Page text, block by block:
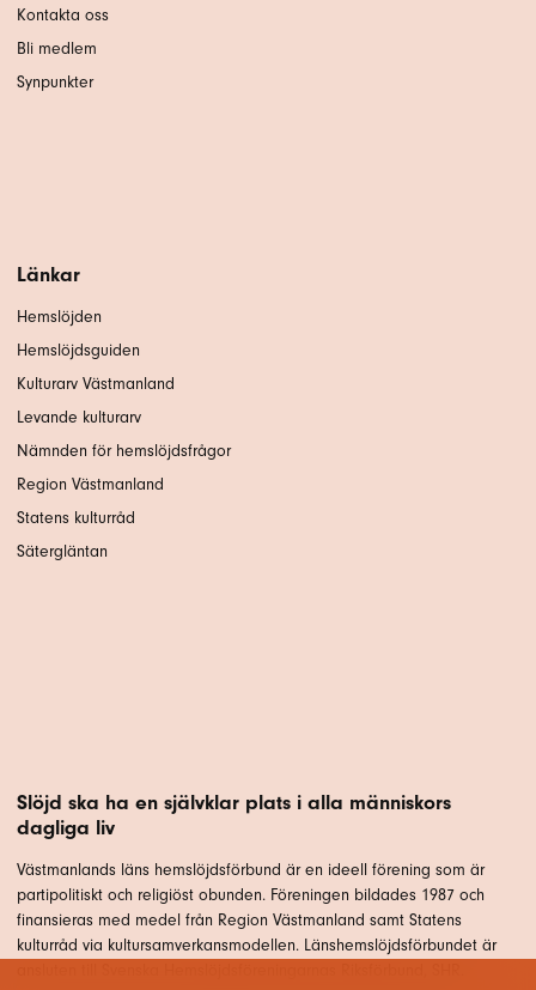
Kontakta oss
Bli medlem
Synpunkter
Länkar
Hemslöjden
Hemslöjdsguiden
Kulturarv Västmanland
Levande kulturarv
Nämnden för hemslöjdsfrågor
Region Västmanland
Statens kulturråd
Sätergläntan
Slöjd ska ha en självklar plats i alla människors
dagliga liv
Västmanlands läns hemslöjdsförbund är en ideell förening som är
partipolitiskt och religiöst obunden. Föreningen bildades 1987 och
finansieras med medel från Region Västmanland samt Statens
kulturråd via kultursamverkansmodellen. Länshemslöjdsförbundet är